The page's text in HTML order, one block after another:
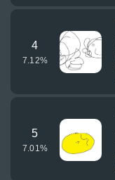
4
7.12%
5
7.01 %